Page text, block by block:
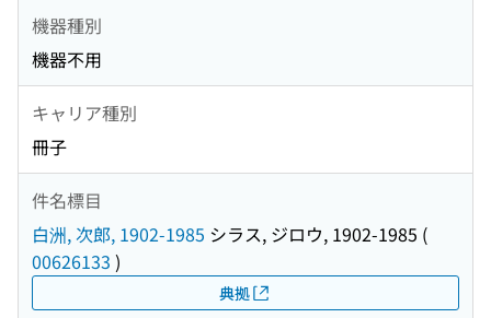
機器種別
機器不用
キャリア種別
冊子
件名標目
白洲, 次郎, 1902-1985 シラス, ジロウ, 1902-1985 (
00626133 )
典拠